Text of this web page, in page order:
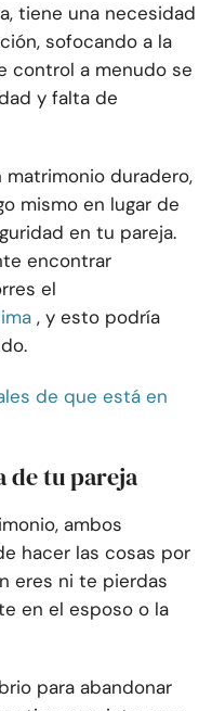
tiene una necesidad
sofocando a la
control a menudo se
y falta de
duradero,
mismo en lugar de
en tu pareja.
encontrar
el
, y esto podría
de que está en
de tu pareja
ambos
hacer las cosas por
eres ni te pierdas
en el esposo o la
para abandonar